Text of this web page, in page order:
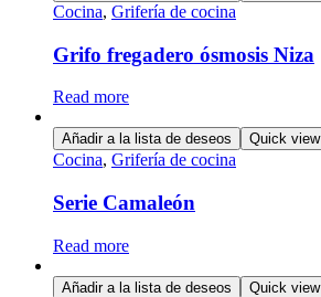
Cocina, Grifería de cocina
Grifo fregadero ósmosis Niza
Read more
Añadir a la lista de deseos Quick view
Cocina, Grifería de cocina
Serie Camaleón
Read more
Añadir a la lista de deseos Quick view